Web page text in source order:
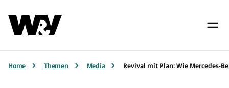
Home Themen Media Revival mit Plan: Wie Mercedes-